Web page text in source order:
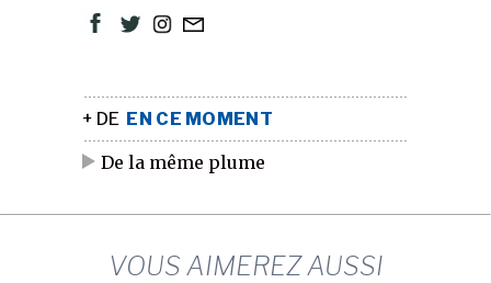
+ DE EN CE MOMENT
De la même plume
VOUS AIMEREZ AUSSI